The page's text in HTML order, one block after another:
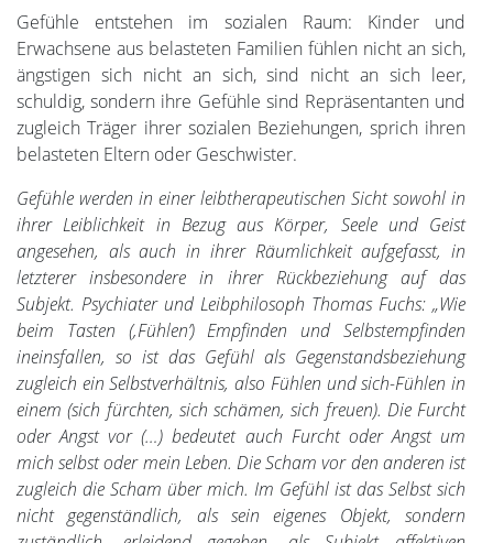
Gefühle entstehen im sozialen Raum: Kinder und
Erwachsene aus belasteten Familien fühlen nicht an sich,
ängstigen sich nicht an sich, sind nicht an sich leer,
schuldig, sondern ihre Gefühle sind Repräsentanten und
zugleich Träger ihrer sozialen Beziehungen, sprich ihren
belasteten Eltern oder Geschwister.
Gefühle werden in einer leibtherapeutischen Sicht sowohl in
ihrer Leiblichkeit in Bezug aus Körper, Seele und Geist
angesehen, als auch in ihrer Räumlichkeit aufgefasst, in
letzterer insbesondere in ihrer Rückbeziehung auf das
Subjekt. Psychiater und Leibphilosoph Thomas Fuchs: „Wie
beim Tasten (‚Fühlen’) Empfinden und Selbstempfinden
ineinsfallen, so ist das Gefühl als Gegenstandsbeziehung
zugleich ein Selbstverhältnis, also Fühlen und sich-Fühlen in
einem (sich fürchten, sich schämen, sich freuen). Die Furcht
oder Angst vor (…) bedeutet auch Furcht oder Angst um
mich selbst oder mein Leben. Die Scham vor den anderen ist
zugleich die Scham über mich. Im Gefühl ist das Selbst sich
nicht gegenständlich, als sein eigenes Objekt, sondern